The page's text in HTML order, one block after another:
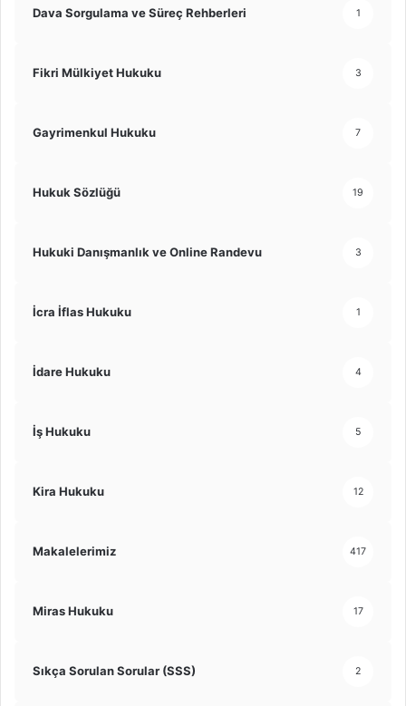
Dava Sorgulama ve Süreç Rehberleri 1
Fikri Mülkiyet Hukuku 3
Gayrimenkul Hukuku 7
Hukuk Sözlüğü 19
Hukuki Danışmanlık ve Online Randevu 3
İcra İflas Hukuku 1
İdare Hukuku 4
İş Hukuku 5
Kira Hukuku 12
Makalelerimiz 417
Miras Hukuku 17
Sıkça Sorulan Sorular (SSS) 2